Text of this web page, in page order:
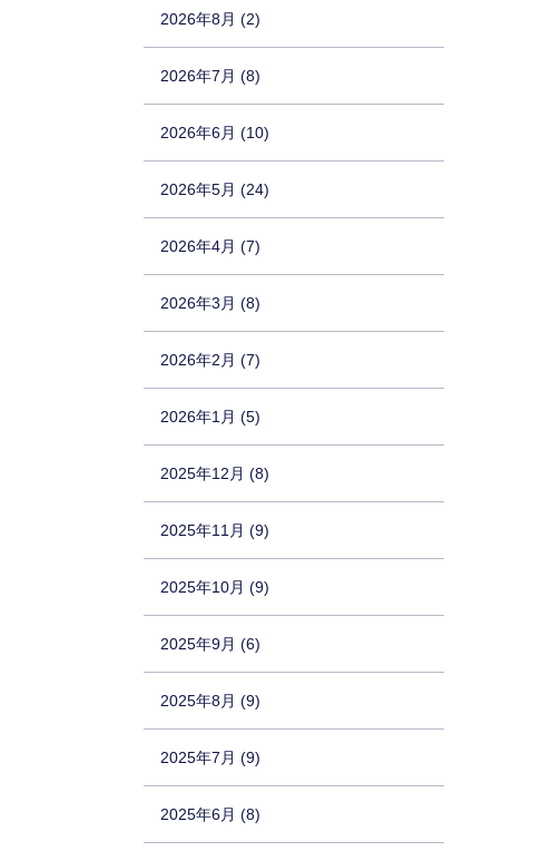
2026年8月 (2)
2026年7月 (8)
2026年6月 (10)
2026年5月 (24)
2026年4月 (7)
2026年3月 (8)
2026年2月 (7)
2026年1月 (5)
2025年12月 (8)
2025年11月 (9)
2025年10月 (9)
2025年9月 (6)
2025年8月 (9)
2025年7月 (9)
2025年6月 (8)